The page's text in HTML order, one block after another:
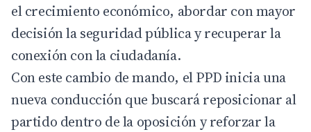
el crecimiento económico, abordar con mayor
decisión la seguridad pública y recuperar la
conexión con la ciudadanía.
Con este cambio de mando, el PPD inicia una
nueva conducción que buscará reposicionar al
partido dentro de la oposición y reforzar la